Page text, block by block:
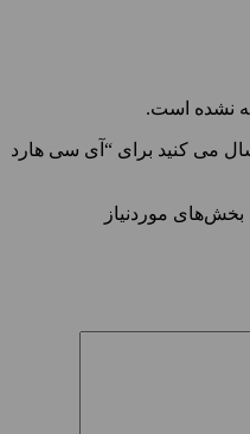
نشده است.
می کنید برای “آی سی هارد
بخش‌های موردنیاز